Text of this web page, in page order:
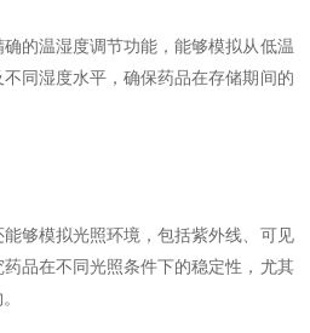
温湿度调节功能，能够模拟从低温
同湿度水平，确保药品在存储期间的
模拟光照环境，包括紫外线、可见
品在不同光照条件下的稳定性，尤其